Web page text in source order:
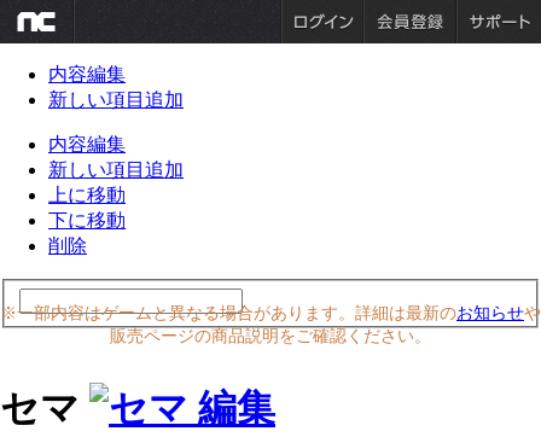
内容編集
新しい項目追加
内容編集
新しい項目追加
上に移動
下に移動
削除
※一部内容はゲームと異なる場合があります。詳細は最新のお知らせや
販売ページの商品説明をご確認ください。
セマ